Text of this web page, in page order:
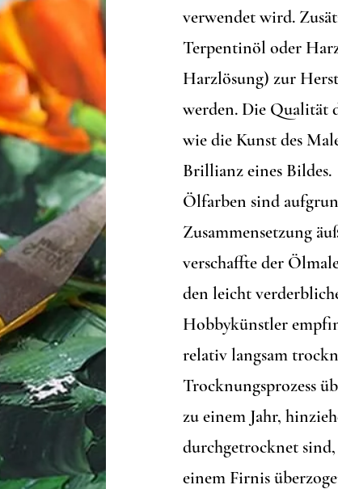
verwendet wird.
Terpentinöl oder
Harzlösung) zur
werden. Die Qualität
wie die Kunst des
Brillianz eines Bildes.
Ölfarben sind
Zusammensetzung
verschaffte der
den leicht
Hobbykünstler
relativ langsam
Trocknungsprozess
zu einem Jahr,
durchgetrocknet
einem Firnis